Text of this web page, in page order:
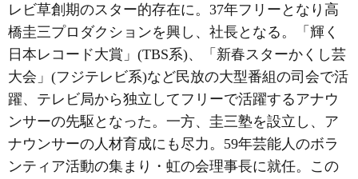
レビ草創期のスター的存在に。37年フリーとなり高
橋圭三プロダクションを興し、社長となる。「輝く
日本レコード大賞」(TBS系)、「新春スターかくし芸
大会」(フジテレビ系)など民放の大型番組の司会で活
躍、テレビ局から独立してフリーで活躍するアナウ
ンサーの先駆となった。一方、圭三塾を設立し、ア
ナウンサーの人材育成にも尽力。59年芸能人のボラ
ンティア活動の集まり・虹の会理事長に就任。この